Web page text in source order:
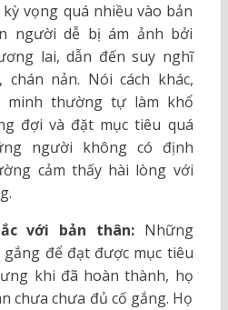
vọng quá nhiều vào bản
người dễ bị ám ảnh bởi
lai, dẫn đến suy nghĩ
nản. Nói cách khác,
minh thường tự làm khổ
đợi và đặt mục tiêu quá
người không có định
cảm thấy hài lòng với
với bản thân:Những
để đạt được mục tiêu
khi đã hoàn thành, họ
chưa chưa đủ cố gắng. Họ